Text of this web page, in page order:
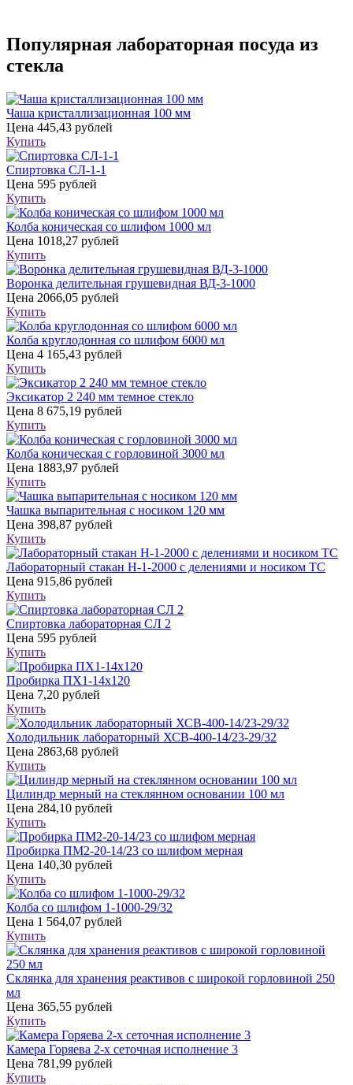
Популярная лабораторная посуда из
стекла
Чаша кристаллизационная 100 мм
Цена 445,43 рублей
Купить
Спиртовка СЛ-1-1
Цена 595 рублей
Купить
Колба коническая со шлифом 1000 мл
Цена 1018,27 рублей
Купить
Воронка делительная грушевидная ВД-3-1000
Цена 2066,05 рублей
Купить
Колба круглодонная со шлифом 6000 мл
Цена 4 165,43 рублей
Купить
Эксикатор 2 240 мм темное стекло
Цена 8 675,19 рублей
Купить
Колба коническая с горловиной 3000 мл
Цена 1883,97 рублей
Купить
Чашка выпарительная с носиком 120 мм
Цена 398,87 рублей
Купить
Лабораторный стакан Н-1-2000 с делениями и носиком ТС
Цена 915,86 рублей
Купить
Спиртовка лабораторная СЛ 2
Цена 595 рублей
Купить
Пробирка ПХ1-14х120
Цена 7,20 рублей
Купить
Холодильник лабораторный ХСВ-400-14/23-29/32
Цена 2863,68 рублей
Купить
Цилиндр мерный на стеклянном основании 100 мл
Цена 284,10 рублей
Купить
Пробирка ПМ2-20-14/23 со шлифом мерная
Цена 140,30 рублей
Купить
Колба со шлифом 1-1000-29/32
Цена 1 564,07 рублей
Купить
Склянка для хранения реактивов с широкой горловиной 250
мл
Цена 365,55 рублей
Купить
Камера Горяева 2-х сеточная исполнение 3
Цена 781,99 рублей
Купить